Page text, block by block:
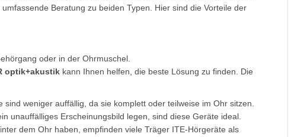
umfassende Beratung zu beiden Typen. Hier sind die Vorteile der
oder in der Ohrmuschel.
optik+akustik kann Ihnen helfen, die beste Lösung zu finden. Die
sind weniger auffällig, da sie komplett oder teilweise im Ohr sitzen.
unauffälliges Erscheinungsbild legen, sind diese Geräte ideal.
dem Ohr haben, empfinden viele Träger ITE-Hörgeräte als